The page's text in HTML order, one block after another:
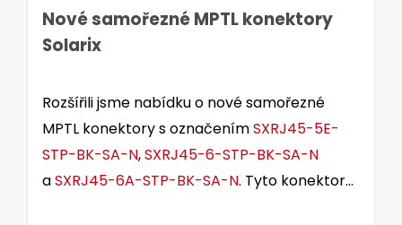
Nové samořezné MPTL konektory
Solarix
Rozšířili jsme nabídku o nové samořezné
MPTL konektory s označenímSXRJ45-5E-
STP-BK-SA-N,SXRJ45-6-STP-BK-SA-N
aSXRJ45-6A-STP-BK-SA-N. Tyto konektory